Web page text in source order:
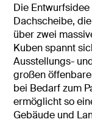
Die
Dachscheibe,
über zwei
Kuben spannt
Ausstellungs-
großen
bei Bedarf zum
ermöglicht so
Gebäude und